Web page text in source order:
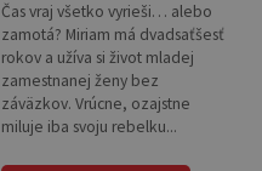
Čas vraj všetko vyrieši… alebo
zamotá? Miriam má dvadsaťšesť
rokov a užíva si život mladej
zamestnanej ženy bez
záväzkov. Vrúcne, ozajstne
miluje iba svoju rebelku...